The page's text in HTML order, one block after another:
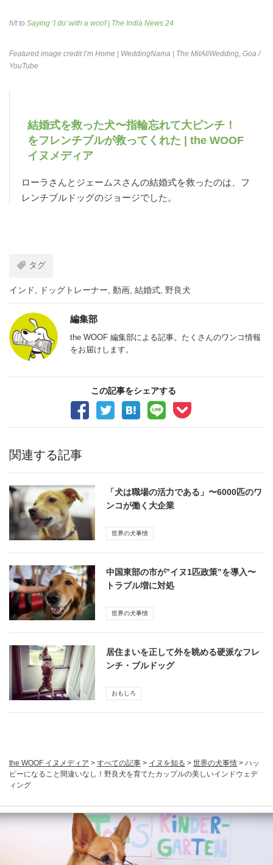
h/t to Saying ‘I do’ with a woof | The India News 24
Featured image creditI’m Home | WeddingNama | The MitAliWedding, Goa /
YouTube
結婚式を救った犬〜指輪忘れて大ピンチ！
をフレンチブルが救ってくれた | the WOOF
イヌメディア
ローラさんとジェームスさんの結婚式を救ったのは、フ
レンチブルドッグのジョージでした。
タグ
インド ドッグトレーナー 動画 結婚式 野良犬
編集部
the WOOF 編集部による記事。たくさんのワンコ情報
をお届けします。
この記事をシェアする
関連する記事
「犬は職場の活力である」〜6000匹のワ
ンコが働く大企業
世界の犬事情
中国東部の市が”イヌ1匹政策”を導入〜
トラブル増に対処
世界の犬事情
居住まいを正して外を眺める硬派なフレ
ンチ・ブルドッグ
おもしろ
the WOOF イヌメディア > すべての記事 > イヌを知る > 世界の犬事情 > ハッ
ピーになること間違いなし！野良犬を育てたカップルの美しいインドウェデ
ィング